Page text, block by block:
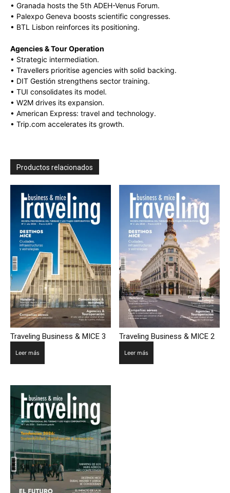
• Granada hosts the 5th ADEH-Venus Forum.
• Palexpo Geneva boosts scientific congresses.
• BTL Lisbon reinforces its positioning.
Agencies & Tour Operation
• Strategic intermediation.
• Travellers prioritise agencies with solid backing.
• DIT Gestión strengthens sector training.
• TUI consolidates its model.
• W2M drives its expansion.
• American Express: travel and technology.
• Trip.com accelerates its growth.
Productos relacionados
Traveling Business & MICE 3
Leer más
Traveling Business & MICE 2
Leer más